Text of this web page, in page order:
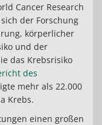
Cancer Research
der Forschung
körperlicher
und der
das Krebsrisiko
des
mehr als 22.000
Krebs.
einen großen